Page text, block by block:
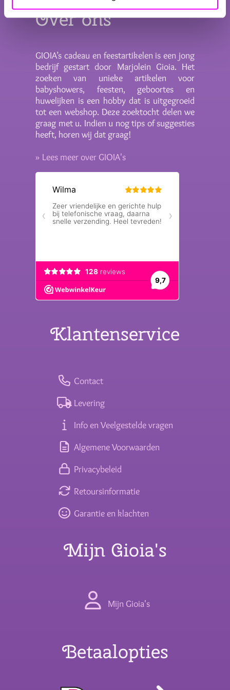
Over ons
GIOIA’s cadeau en feestartikelen is een jong
bedrijf gestart door Marjolein Gioia. Het
zoeken van unieke artikelen voor
babyshowers, feesten, geboortes en
huwelijken is een hobby dat is uitgegroeid
tot een webshop. Deze zoektocht delen we
graag met u. Indien u nog tips of suggesties
heeft, horen wij dat graag!
» Lees meer over GIOIA's
Klantenservice
Contact
Levering
Info en Veelgestelde vragen
Algemene Voorwaarden
Privacybeleid
Retoursinformatie
Garantie en klachten
Mijn Gioia's
Mijn Gioia's
Betaalopties